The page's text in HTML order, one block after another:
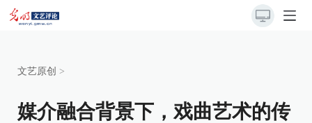
文艺原创 >
媒介融合背景下，戏曲艺术的传